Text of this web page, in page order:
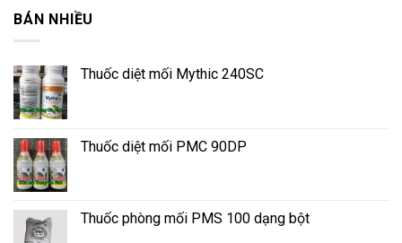
BÁN NHIỀU
Thuốc diệt mối Mythic 240SC
Thuốc diệt mối PMC 90DP
Thuốc phòng mối PMS 100 dạng bột